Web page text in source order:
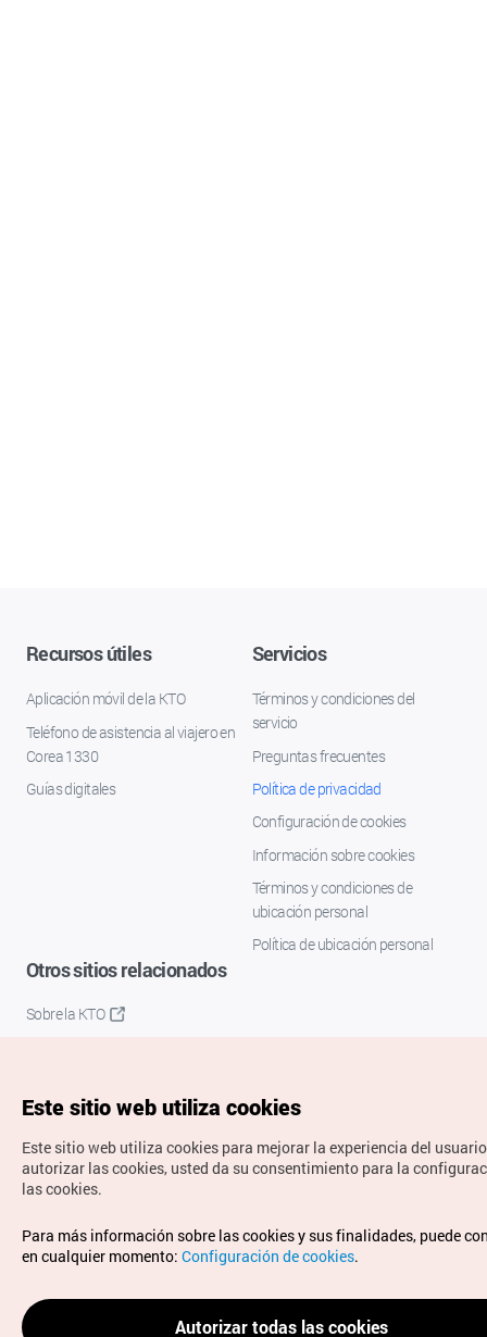
Recursos útiles
Aplicación móvil de la KTO
Teléfono de asistencia al viajero en
Corea 1330
Guías digitales
Servicios
Términos y condiciones del
servicio
Preguntas frecuentes
Política de privacidad
Configuración de cookies
Información sobre cookies
Términos y condiciones de
ubicación personal
Política de ubicación personal
Otros sitios relacionados
Sobre la KTO
Copyrights © Organización de Turismo de Corea. Todos los
derechos reservados.
Para informes de errores y cuestiones relacionadas con el
sitio web, dirija sus consultas al correoelectrónico oficial:
spanish@knto.or.kr
Este sitio web utiliza cookies
Este sitio web utiliza cookies para mejorar la experiencia del
autorizar las cookies, usted da su consentimiento para la
las cookies.
Para más información sobre las cookies y sus finalidades, puede
en cualquier momento: Configuración de cookies.
Autorizar todas las cookies